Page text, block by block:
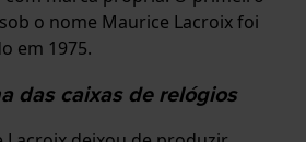
o nome Maurice Lacroix foi
em 1975.
das caixas de relógios